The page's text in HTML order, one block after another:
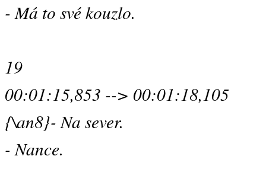
- Má to své kouzlo.
19
00:01:15,853 --> 00:01:18,105
{\an8}- Na sever.
- Nance.